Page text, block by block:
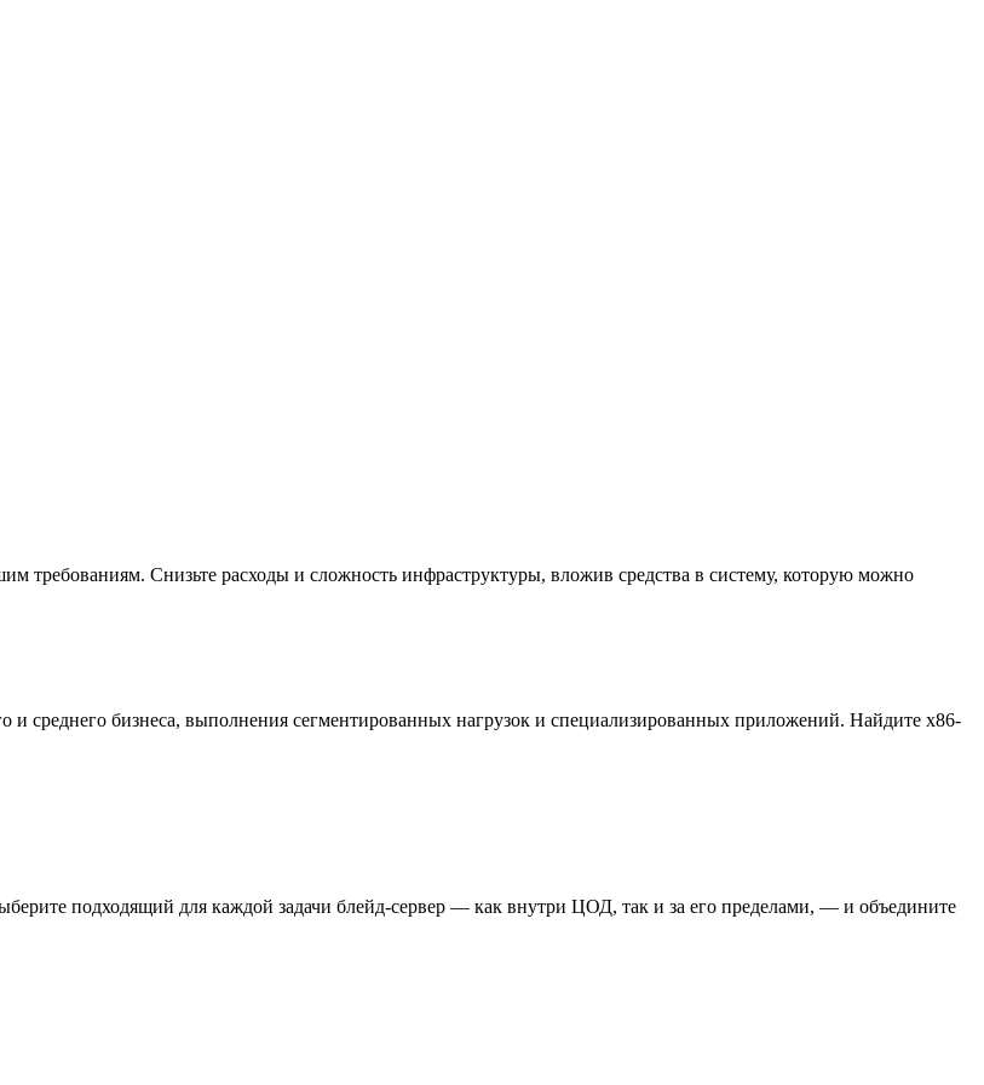
Снизьте расходы и сложность инфраструктуры, вложив средства в систему, которую можно
среднего бизнеса, выполнения сегментированных нагрузок и специализированных приложений. Найдите x86-
подходящий для каждой задачи блейд-сервер — как внутри ЦОД, так и за его пределами, — и объедините